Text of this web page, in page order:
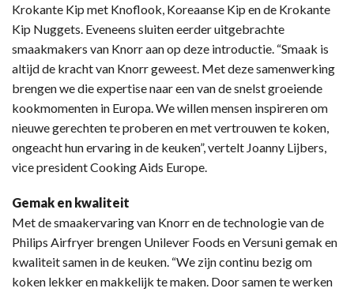
Krokante Kip met Knoflook, Koreaanse Kip en de Krokante
Kip Nuggets. Eveneens sluiten eerder uitgebrachte
smaakmakers van Knorr aan op deze introductie. “Smaak is
altijd de kracht van Knorr geweest. Met deze samenwerking
brengen we die expertise naar een van de snelst groeiende
kookmomenten in Europa. We willen mensen inspireren om
nieuwe gerechten te proberen en met vertrouwen te koken,
ongeacht hun ervaring in de keuken”, vertelt Joanny Lijbers,
vice president Cooking Aids Europe.
Gemak en kwaliteit
Met de smaakervaring van Knorr en de technologie van de
Philips Airfryer brengen Unilever Foods en Versuni gemak en
kwaliteit samen in de keuken. “We zijn continu bezig om
koken lekker en makkelijk te maken. Door samen te werken